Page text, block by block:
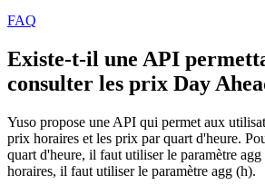
FAQ
Existe-t-il une API
consulter les prix Day
Yuso propose une API qui permet aux
prix horaires et les prix par quart d'heure.
quart d'heure, il faut utiliser le paramètre
horaires, il faut utiliser le paramètre agg (h).